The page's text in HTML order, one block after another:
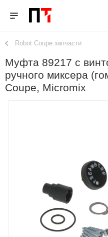
Robot Coupe запчасти
Муфта 89217 с
ручного миксера
Coupe, Micromix